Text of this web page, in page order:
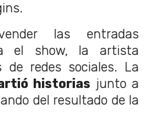
las entradas
el show, la artista
de redes sociales. La
historias junto a
del resultado de la